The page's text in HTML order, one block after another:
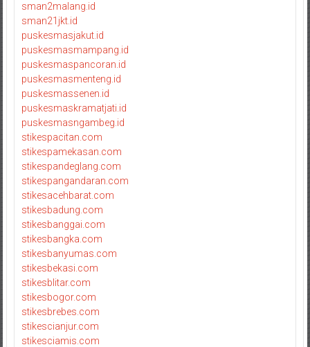
sman2malang.id
sman21jkt.id
puskesmasjakut.id
puskesmasmampang.id
puskesmaspancoran.id
puskesmasmenteng.id
puskesmassenen.id
puskesmaskramatjati.id
puskesmasngambeg.id
stikespacitan.com
stikespamekasan.com
stikespandeglang.com
stikespangandaran.com
stikesacehbarat.com
stikesbadung.com
stikesbanggai.com
stikesbangka.com
stikesbanyumas.com
stikesbekasi.com
stikesblitar.com
stikesbogor.com
stikesbrebes.com
stikescianjur.com
stikesciamis.com